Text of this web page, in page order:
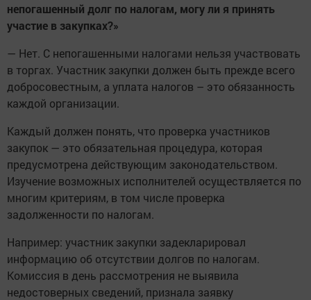
непогашенный долг по налогам, могу ли я принять
участие в закупках?»
— Нет. С непогашенными налогами нельзя участвовать
в торгах. Участник закупки должен быть прежде всего
добросовестным, а уплата налогов – это обязанность
каждой организации.
Каждый должен понять, что проверка участников
закупок — это обязательная процедура, которая
предусмотрена действующим законодательством.
Изучение возможных исполнителей осуществляется по
многим критериям, в том числе проверка
задолженности по налогам.
Например: участник закупки задекларировал
информацию об отсутствии долгов по налогам.
Комиссия в день рассмотрения не выявила
недостоверных сведений, признала заявку